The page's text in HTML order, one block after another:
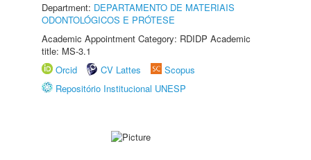
Department: DEPARTAMENTO DE MATERIAIS
ODONTOLÓGICOS E PRÓTESE
Academic Appointment Category: RDIDP Academic
title: MS-3.1
Orcid
CV Lattes
Scopus
Repositório Institucional UNESP